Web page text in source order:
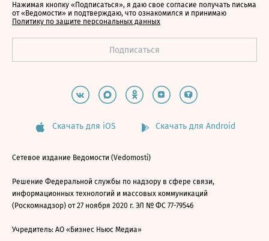
Нажимая кнопку «Подписаться», я даю свое согласие получать письма
от «Ведомости» и подтверждаю, что ознакомился и принимаю
Политику по защите персональных данных
Скачать для iOS Скачать для Android
Сетевое издание Ведомости (Vedomosti)
Решение Федеральной службы по надзору в сфере связи,
информационных технологий и массовых коммуникаций
(Роскомнадзор) от 27 ноября 2020 г. ЭЛ № ФС 77-79546
Учредитель: АО «Бизнес Ньюс Медиа»